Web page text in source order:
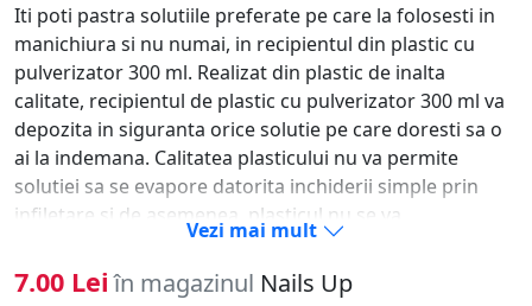
Iti poti pastra solutiile preferate pe care la folosesti in
manichiura si nu numai, in recipientul din plastic cu
pulverizator 300 ml. Realizat din plastic de inalta
calitate, recipientul de plastic cu pulverizator 300 ml va
depozita in siguranta orice solutie pe care doresti sa o
ai la indemana. Calitatea plasticului nu va permite
solutiei sa se evapore datorita inchiderii simple prin
infiletare si de asemenea, plasticul nu se va
descompune in contact cu substantele pe care le
folosesti. Recipientul din plastic cu pulverizator 300 ml
are un design simplu si este usor de folosit. Recipientul
Vezi mai mult
7.00 Lei în magazinul Nails Up